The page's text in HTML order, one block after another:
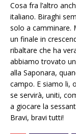
Cosa fra l’altro
italiano. Biraghi
solo a camminare.
un finale in
ribaltare che ha
abbiamo trovato
alla Saponara,
campo. E siamo li,
se servirà, uniti,
a giocare la
Bravi, bravi tutti!